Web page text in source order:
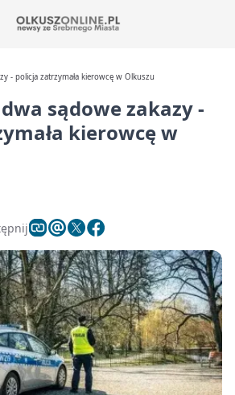
- policja zatrzymała kierowcę w Olkuszu
sądowe zakazy -
kierowcę w